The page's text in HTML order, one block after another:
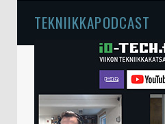
TEKNIIKKAPODCAST